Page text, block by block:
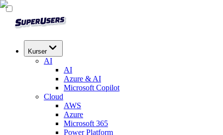
Kurser
AI
AI
Azure & AI
Microsoft Copilot
Cloud
AWS
Azure
Microsoft 365
Power Platform